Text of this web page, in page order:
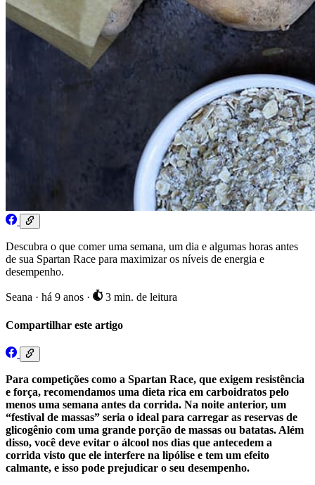
Descubra o que comer uma semana, um dia e algumas horas antes
de sua Spartan Race para maximizar os níveis de energia e
desempenho.
Seana · há 9 anos · 3 min. de leitura
Compartilhar este artigo
Para competições como a Spartan Race, que exigem resistência
e força, recomendamos uma dieta rica em carboidratos pelo
menos uma semana antes da corrida. Na noite anterior, um
“festival de massas” seria o ideal para carregar as reservas de
glicogênio com uma grande porção de massas ou batatas. Além
disso, você deve evitar o álcool nos dias que antecedem a
corrida visto que ele interfere na lipólise e tem um efeito
calmante, e isso pode prejudicar o seu desempenho.